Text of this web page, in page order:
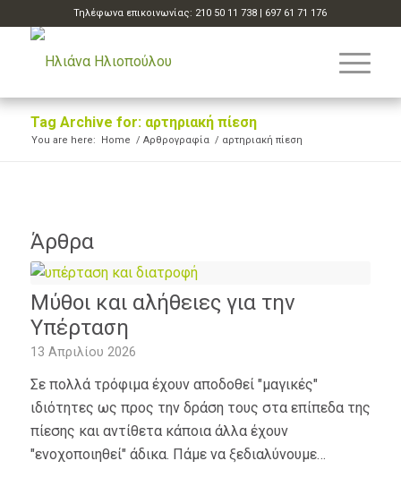
Τηλέφωνα επικοινωνίας: 210 50 11 738 | 697 61 71 176
Tag Archive for: αρτηριακή πίεση
You are here: Home / Αρθρογραφία / αρτηριακή πίεση
Άρθρα
Μύθοι και αλήθειες για την
Υπέρταση
13 Απριλίου 2026
Σε πολλά τρόφιμα έχουν αποδοθεί "μαγικές"
ιδιότητες ως προς την δράση τους στα επίπεδα της
πίεσης και αντίθετα κάποια άλλα έχουν
"ενοχοποιηθεί" άδικα. Πάμε να ξεδιαλύνουμε…